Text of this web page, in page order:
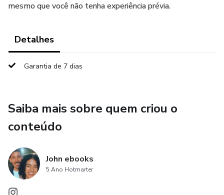
mesmo que você não tenha experiência prévia.
Detalhes
Garantia de 7 dias
Saiba mais sobre quem criou o
conteúdo
John ebooks
5 Ano Hotmarter